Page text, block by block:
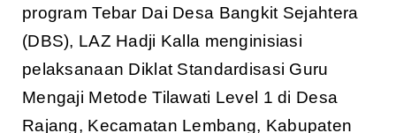
program Tebar Dai Desa Bangkit Sejahtera
(DBS), LAZ Hadji Kalla menginisiasi
pelaksanaan Diklat Standardisasi Guru
Mengaji Metode Tilawati Level 1 di Desa
Rajang, Kecamatan Lembang, Kabupaten